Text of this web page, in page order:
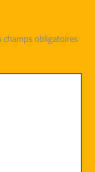
champs obligatoires